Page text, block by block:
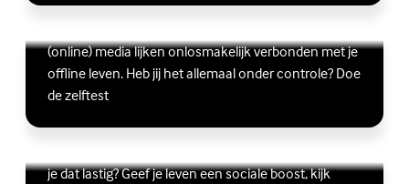
(online) media lijken onlosmakelijk verbonden met je
offline leven. Heb jij het allemaal onder controle? Doe
de zelftest
Lees meer over Ben jij digitaal in balans?
(Externe link)
Vriendschap
je dat lastig? Geef je leven een sociale boost, kijk
Lees meer over Vriendschap
(Externe link)